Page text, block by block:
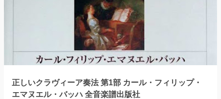
正しいクラヴィーア奏法 第1部 カール・フィリップ・
エマヌエル・バッハ 全音楽譜出版社